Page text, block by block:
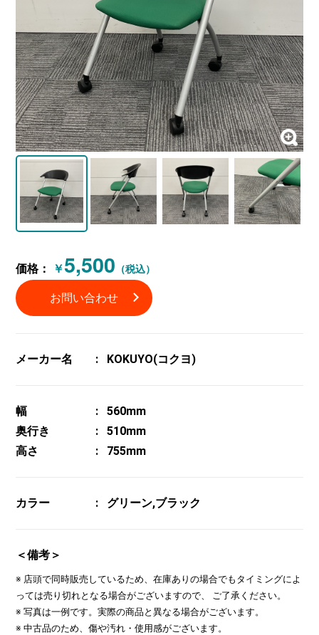
価格： ￥5,500 （税込）
お問い合わせ
メーカー名 KOKUYO(コクヨ)
幅
560mm
奥行き
510mm
高さ
755mm
カラー グリーン,ブラック
＜備考＞
※ 店頭で同時販売しているため、在庫ありの場合でもタイミングによ
っては売り切れとなる場合がございますので、 ご了承ください。
※ 写真は一例です。実際の商品と異なる場合がございます。
※ 中古品のため、傷や汚れ・使用感がございます。